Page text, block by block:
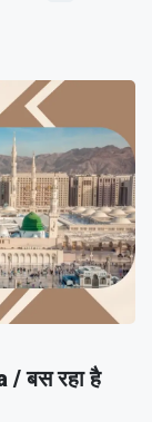
बस रहा है